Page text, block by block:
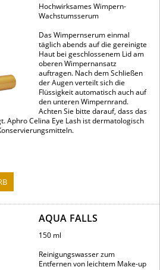
Hochwirksames Wimpern-
Wachstumsserum
Das Wimpernserum einmal
täglich abends auf die gereinigte
Haut bei geschlossenem Lid am
oberen Wimpernansatz
auftragen. Nach dem Schließen
der Augen verteilt sich die
Flüssigkeit automatisch auch auf
den unteren Wimpernrand.
Achten Sie bitte darauf, dass das
Aphro Celina Eye Lash ist dermatologisch
AQUA FALLS
150 ml
Reinigungswasser zum
Entfernen von leichtem Make-up